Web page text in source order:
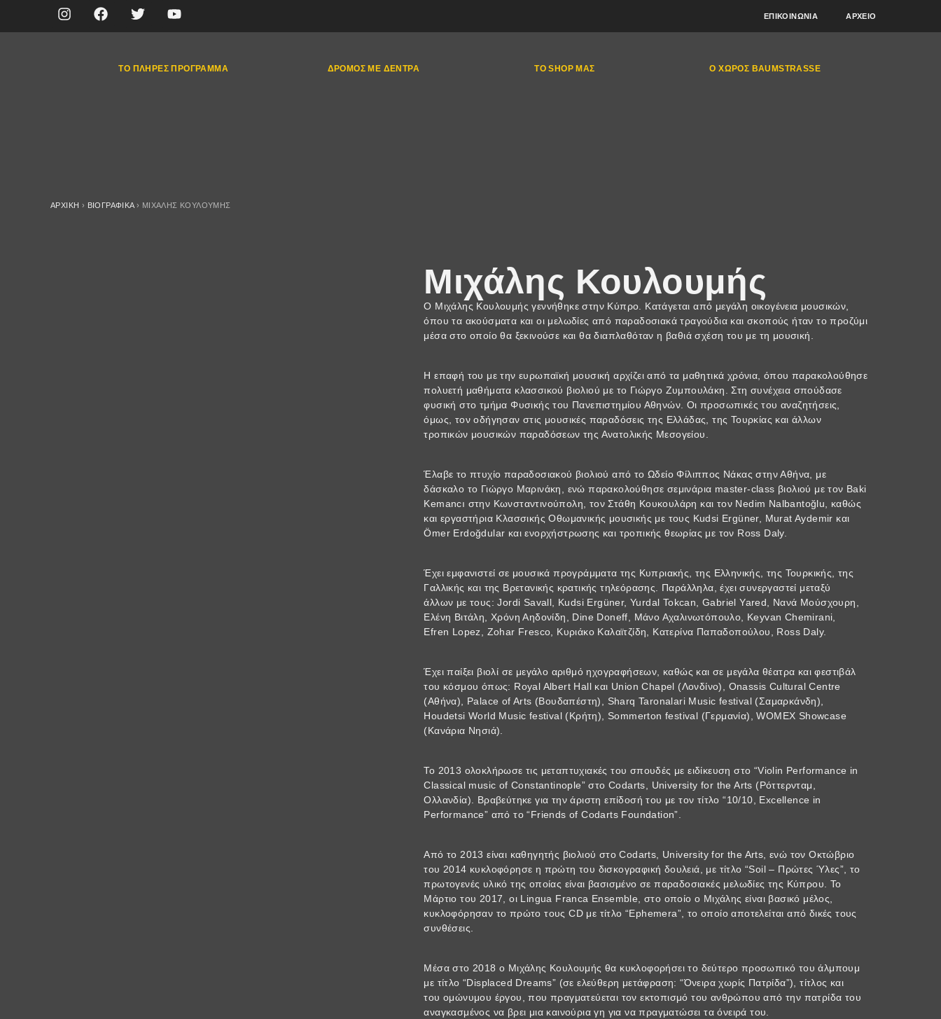
ΕΠΙΚΟΙΝΩΝΊΑ ΑΡΧΕΊΟ
ΤΟ ΠΛΉΡΕΣ ΠΡΌΓΡΑΜΜΑ ΔΡΌΜΟΣ ΜΕ ΔΈΝΤΡΑ ΤΟ SHOP ΜΑΣ Ο ΧΏΡΟΣ BAUMSTRASSE
ΑΡΧΙΚΉ › ΒΙΟΓΡΑΦΙΚΆ› ΜΙΧΆΛΗΣ ΚΟΥΛΟΥΜΉΣ
Μιχάλης Κουλουμής
Ο Μιχάλης Κουλουμής γεννήθηκε στην Κύπρο. Κατάγεται από μεγάλη οικογένεια μουσικών,
όπου τα ακούσματα και οι μελωδίες από παραδοσιακά τραγούδια και σκοπούς ήταν το προζύμι
μέσα στο οποίο θα ξεκινούσε και θα διαπλαθόταν η βαθιά σχέση του με τη μουσική.
H επαφή του με την ευρωπαϊκή μουσική αρχίζει από τα μαθητικά χρόνια, όπου παρακολούθησε
πολυετή μαθήματα κλασσικού βιολιού με το Γιώργο Ζυμπουλάκη. Στη συνέχεια σπούδασε
φυσική στο τμήμα Φυσικής του Πανεπιστημίου Αθηνών. Οι προσωπικές του αναζητήσεις,
όμως, τον οδήγησαν στις μουσικές παραδόσεις της Ελλάδας, της Τουρκίας και άλλων
τροπικών μουσικών παραδόσεων της Ανατολικής Μεσογείου.
Έλαβε το πτυχίο παραδοσιακού βιολιού από το Ωδείο Φίλιππος Νάκας στην Αθήνα, με
δάσκαλο το Γιώργο Μαρινάκη, ενώ παρακολούθησε σεμινάρια master-class βιολιού με τον Baki
Kemancı στην Κωνσταντινούπολη, τον Στάθη Κουκουλάρη και τον Nedim Nalbantoğlu, καθώς
και εργαστήρια Κλασσικής Οθωμανικής μουσικής με τους Kudsi Ergüner, Murat Aydemir και
Ömer Erdoğdular και ενορχήστρωσης και τροπικής θεωρίας με τον Ross Daly.
Έχει εμφανιστεί σε μουσικά προγράμματα της Κυπριακής, της Ελληνικής, της Τουρκικής, της
Γαλλικής και της Βρετανικής κρατικής τηλεόρασης. Παράλληλα, έχει συνεργαστεί μεταξύ
άλλων με τους: Jordi Savall, Kudsi Ergüner, Yurdal Tokcan, Gabriel Yared, Nανά Μούσχουρη,
Ελένη Βιτάλη, Χρόνη Αηδονίδη, Dine Doneff, Μάνο Αχαλινωτόπουλο, Keyvan Chemirani,
Efren Lopez, Zohar Fresco, Κυριάκο Καλαϊτζίδη, Κατερίνα Παπαδοπούλου, Ross Daly.
Έχει παίξει βιολί σε μεγάλο αριθμό ηχογραφήσεων, καθώς και σε μεγάλα θέατρα και φεστιβάλ
του κόσμου όπως: Royal Albert Hall και Union Chapel (Λονδίνο), Onassis Cultural Centre
(Αθήνα), Palace of Arts (Βουδαπέστη), Sharq Taronalari Music festival (Σαμαρκάνδη),
Houdetsi World Music festival (Κρήτη), Sommerton festival (Γερμανία), WOMEX Showcase
(Κανάρια Νησιά).
Το 2013 ολοκλήρωσε τις μεταπτυχιακές του σπουδές με ειδίκευση στο “Violin Performance in
Classical music of Constantinople” στο Codarts, University for the Arts (Ρόττερνταμ,
Ολλανδία). Βραβεύτηκε για την άριστη επίδοσή του με τον τίτλο “10/10, Excellence in
Performance” από το “Friends of Codarts Foundation”.
Από το 2013 είναι καθηγητής βιολιού στο Codarts, University for the Arts, ενώ τον Οκτώβριο
του 2014 κυκλοφόρησε η πρώτη του δισκογραφική δουλειά, με τίτλο “Soil – Πρώτες Ύλες”, το
πρωτογενές υλικό της οποίας είναι βασισμένο σε παραδοσιακές μελωδίες της Κύπρου. Το
Μάρτιο του 2017, οι Lingua Franca Ensemble, στο οποίο ο Μιχάλης είναι βασικό μέλος,
κυκλοφόρησαν το πρώτο τους CD με τίτλο “Ephemera”, το οποίο αποτελείται από δικές τους
συνθέσεις.
Μέσα στο 2018 ο Μιχάλης Κουλουμής θα κυκλοφορήσει το δεύτερο προσωπικό του άλμπουμ
με τίτλο “Displaced Dreams” (σε ελεύθερη μετάφραση: “Όνειρα χωρίς Πατρίδα”), τίτλος και
του ομώνυμου έργου, που πραγματεύεται τον εκτοπισμό του ανθρώπου από την πατρίδα του
αναγκασμένος να βρει μια καινούρια γη για να πραγματώσει τα όνειρά του.